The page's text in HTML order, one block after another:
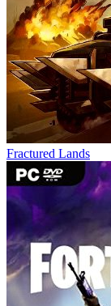
Fractured Lands